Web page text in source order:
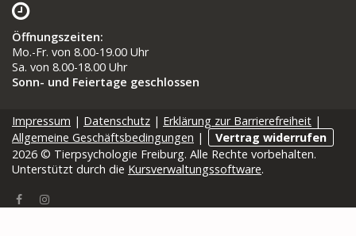
Öffnungszeiten:
Mo.-Fr. von 8.00-19.00 Uhr
Sa. von 8.00-18.00 Uhr
Sonn- und Feiertage geschlossen
Impressum | Datenschutz | Erklärung zur Barrierefreiheit |
Allgemeine Geschäftsbedingungen |
Vertrag widerrufen
2026 © Tierpsychologie Freiburg. Alle Rechte vorbehalten.
Unterstützt durch die Kursverwaltungssoftware.